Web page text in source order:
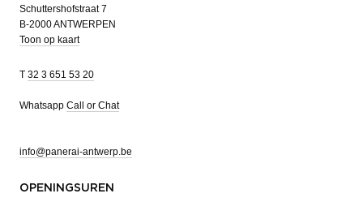
Schuttershofstraat 7
B-2000 ANTWERPEN
Toon op kaart
T 32 3 651 53 20
Whatsapp Call or Chat
info@panerai-antwerp.be
OPENINGSUREN